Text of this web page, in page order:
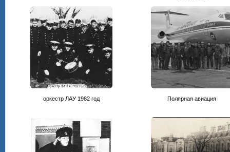
оркестр ЛАУ 1982 год Полярная авиация